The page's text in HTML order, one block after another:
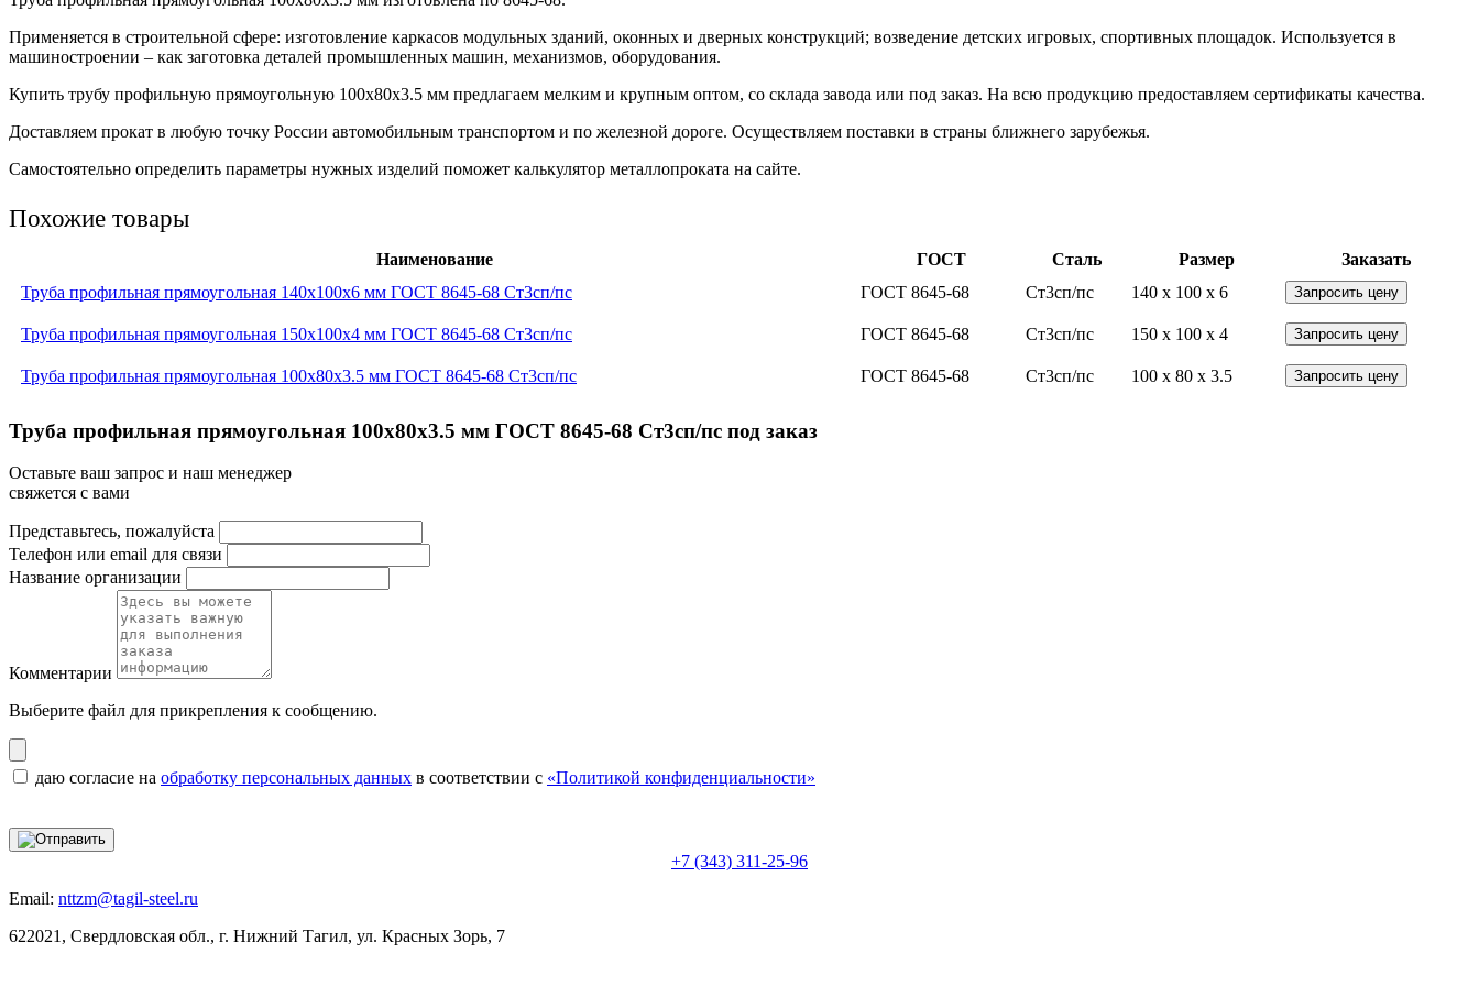
Применяется в строительной сфере: изготовление каркасов модульных зданий, оконных и дверных конструкций; возведение детских игровых, спортивных площадок. Используется в
машиностроении – как заготовка деталей промышленных машин, механизмов, оборудования.
Купить трубу профильную прямоугольную 100х80х3.5 мм предлагаем мелким и крупным оптом, со склада завода или под заказ. На всю продукцию предоставляем сертификаты качества.
Доставляем прокат в любую точку России автомобильным транспортом и по железной дороге. Осуществляем поставки в страны ближнего зарубежья.
Самостоятельно определить параметры нужных изделий поможет калькулятор металлопроката на сайте.
Похожие товары
Наименование ГОСТ Сталь Размер
Заказать
Труба профильная прямоугольная 140x100x6 мм ГОСТ 8645-68 Ст3сп/пс
ГОСТ 8645-68 Ст3сп/пс 140 x 100 x 6 Запросить цену
Труба профильная прямоугольная 150x100x4 мм ГОСТ 8645-68 Ст3сп/пс ГОСТ 8645-68 Ст3сп/пс 150 x 100 x 4 Запросить цену
Труба профильная прямоугольная 100x80x3.5 мм ГОСТ 8645-68 Ст3сп/пс ГОСТ 8645-68 Ст3сп/пс 100 x 80 x 3.5 Запросить цену
Труба профильная прямоугольная 100x80x3.5 мм ГОСТ 8645-68 Ст3сп/пс под заказ
Оставьте ваш запрос и наш менеджер
свяжется с вами
Представьтесь, пожалуйста
Телефон или email для связи
Название организации
Комментарии
Выберите файл для прикрепления к сообщению.
даю согласие на обработку персональных данных в соответствии с «Политикой конфиденциальности»
+7 (343) 311-25-96
Email: nttzm@tagil-steel.ru
622021, Свердловская обл., г. Нижний Тагил, ул. Красных Зорь, 7